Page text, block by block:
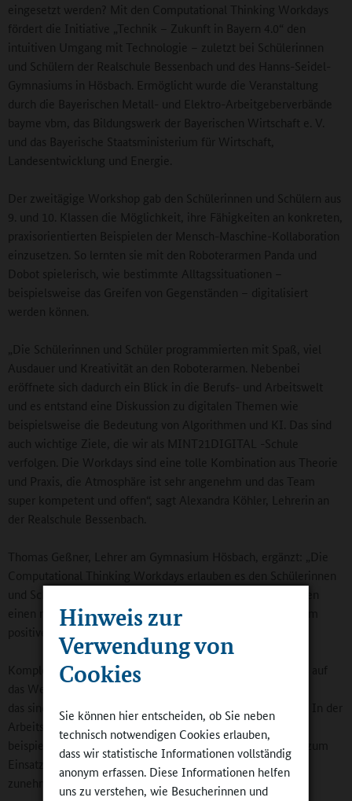
Hinweis zur
Verwendung von
Cookies
Sie können hier entscheiden, ob Sie neben
technisch notwendigen Cookies erlauben,
dass wir statistische Informationen vollständig
anonym erfassen. Diese Informationen helfen
uns zu verstehen, wie Besucherinnen und
eingesetzt werden? Mit den Computational Thinking Workdays
fördert die Initiative „Technik – Zukunft in Bayern 4.0“ den
intuitiven Umgang mit Technologie – zuletzt bei Schülerinnen
und Schülern der Realschule Bessenbach und des Hanns-Seidel-
Gymnasiums in Hösbach. Ermöglicht wurde die Veranstaltung
durch die Bayerischen Metall- und Elektro-Arbeitgeberverbände
bayme vbm, das Bildungswerk der Bayerischen Wirtschaft e. V.
und das Bayerische Staatsministerium für Wirtschaft,
Landesentwicklung und Energie.
Der zweitägige Workshop gab den Schülerinnen und Schülern aus
9. und 10. Klassen die Möglichkeit, ihre Fähigkeiten an konkreten,
praxisorientierten Beispielen der Mensch-Maschine-Kollaboration
einzusetzen. So lernten sie mit den Roboterarmen Panda und
Dobot spielerisch, wie bestimmte Alltagssituationen –
beispielsweise das Greifen von Gegenständen – digitalisiert
werden können.
„Die Schülerinnen und Schüler programmierten mit Spaß, viel
Ausdauer und Kreativität an den Roboterarmen. Nebenbei
eröffnete sich dadurch ein Blick in die Berufs- und Arbeitswelt
und es entstand eine Diskussion zu digitalen Themen wie
beispielsweise die Bedeutung von Algorithmen und KI. Das sind
auch wichtige Ziele, die wir als MINT21DIGITAL -Schule
verfolgen. Die Workdays sind eine tolle Kombination aus Theorie
und Praxis, die Atmosphäre ist sehr angenehm und das Team
super kompetent und offen“, sagt Alexandra Köhler, Lehrerin an
der Realschule Bessenbach.
Thomas Geßner, Lehrer am Gymnasium Hösbach, ergänzt: „Die
Computational Thinking Workdays erlauben es den Schülerinnen
und Schülern, aus dem Schulalltag auszubrechen. Sie erhalten
einen neuen Blickwinkel aufs Programmieren und werden im
positiven Sinn gefördert und gefordert.“
Komplexe Sachverhalte strukturiert erfassen und den Fokus auf
das Wesentliche setzen –
das sind wichtige Teilbereiche des Computational Thinking. In der
Arbeitswelt kommt es
beispielsweise bei der Arbeit mit Robotern und Maschinen zum
Einsatz und gewinnt
zunehmend an Bedeutung.